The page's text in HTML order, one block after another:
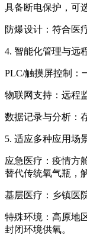
具备断电保护，可
防爆设计：符合医
4. 智能化管理与远
PLC/触摸屏控制：
物联网支持：远程
数据记录与分析：
5. 适应多种应用场
应急医疗：疫情方
替代传统氧气瓶，
基层医疗：乡镇医
特殊环境：高原地
封闭环境供氧。